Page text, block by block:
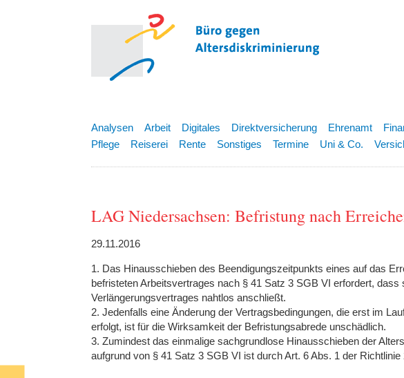
Analysen Arbeit Digitales Direktversicherung Ehrenamt
Pflege
Reiserei Rente Sonstiges Termine Uni & Co.
LAG Niedersachsen: Befristung nach
29.11.2016
1. Das Hinausschieben des Beendigungszeitpunkts eines auf das
befristeten Arbeitsvertrages nach § 41 Satz 3 SGB VI erfordert, dass
Verlängerungsvertrages nahtlos anschließt.
2. Jedenfalls eine Änderung der Vertragsbedingungen, die erst im
erfolgt, ist für die Wirksamkeit der Befristungsabrede unschädlich.
3. Zumindest das einmalige sachgrundlose Hinausschieben der
aufgrund von § 41 Satz 3 SGB VI ist durch Art. 6 Abs. 1 der